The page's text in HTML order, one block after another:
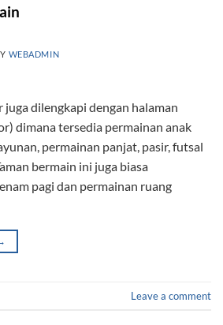
WEBADMIN
juga dilengkapi dengan halaman
dimana tersedia permainan anak
permainan panjat, pasir, futsal
bermain ini juga biasa
pagi dan permainan ruang
Leave a comment